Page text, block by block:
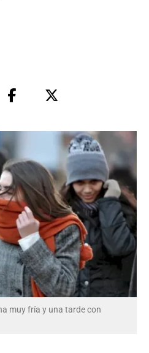
muy fría y una tarde con